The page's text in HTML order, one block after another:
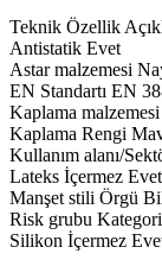
Teknik Özellik
Antistatik Evet
Astar malzemesi
EN Standartı EN
Kaplama
Kaplama Rengi
Kullanım alanı/
Lateks İçermez Evet
Manşet stili Örgü
Risk grubu
Silikon İçermez